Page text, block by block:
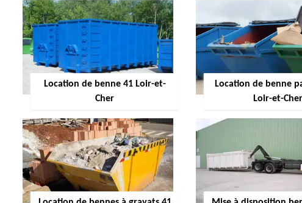
Location de benne 41 Loir-et-
Cher
Location de benne
Loir-et-Cher